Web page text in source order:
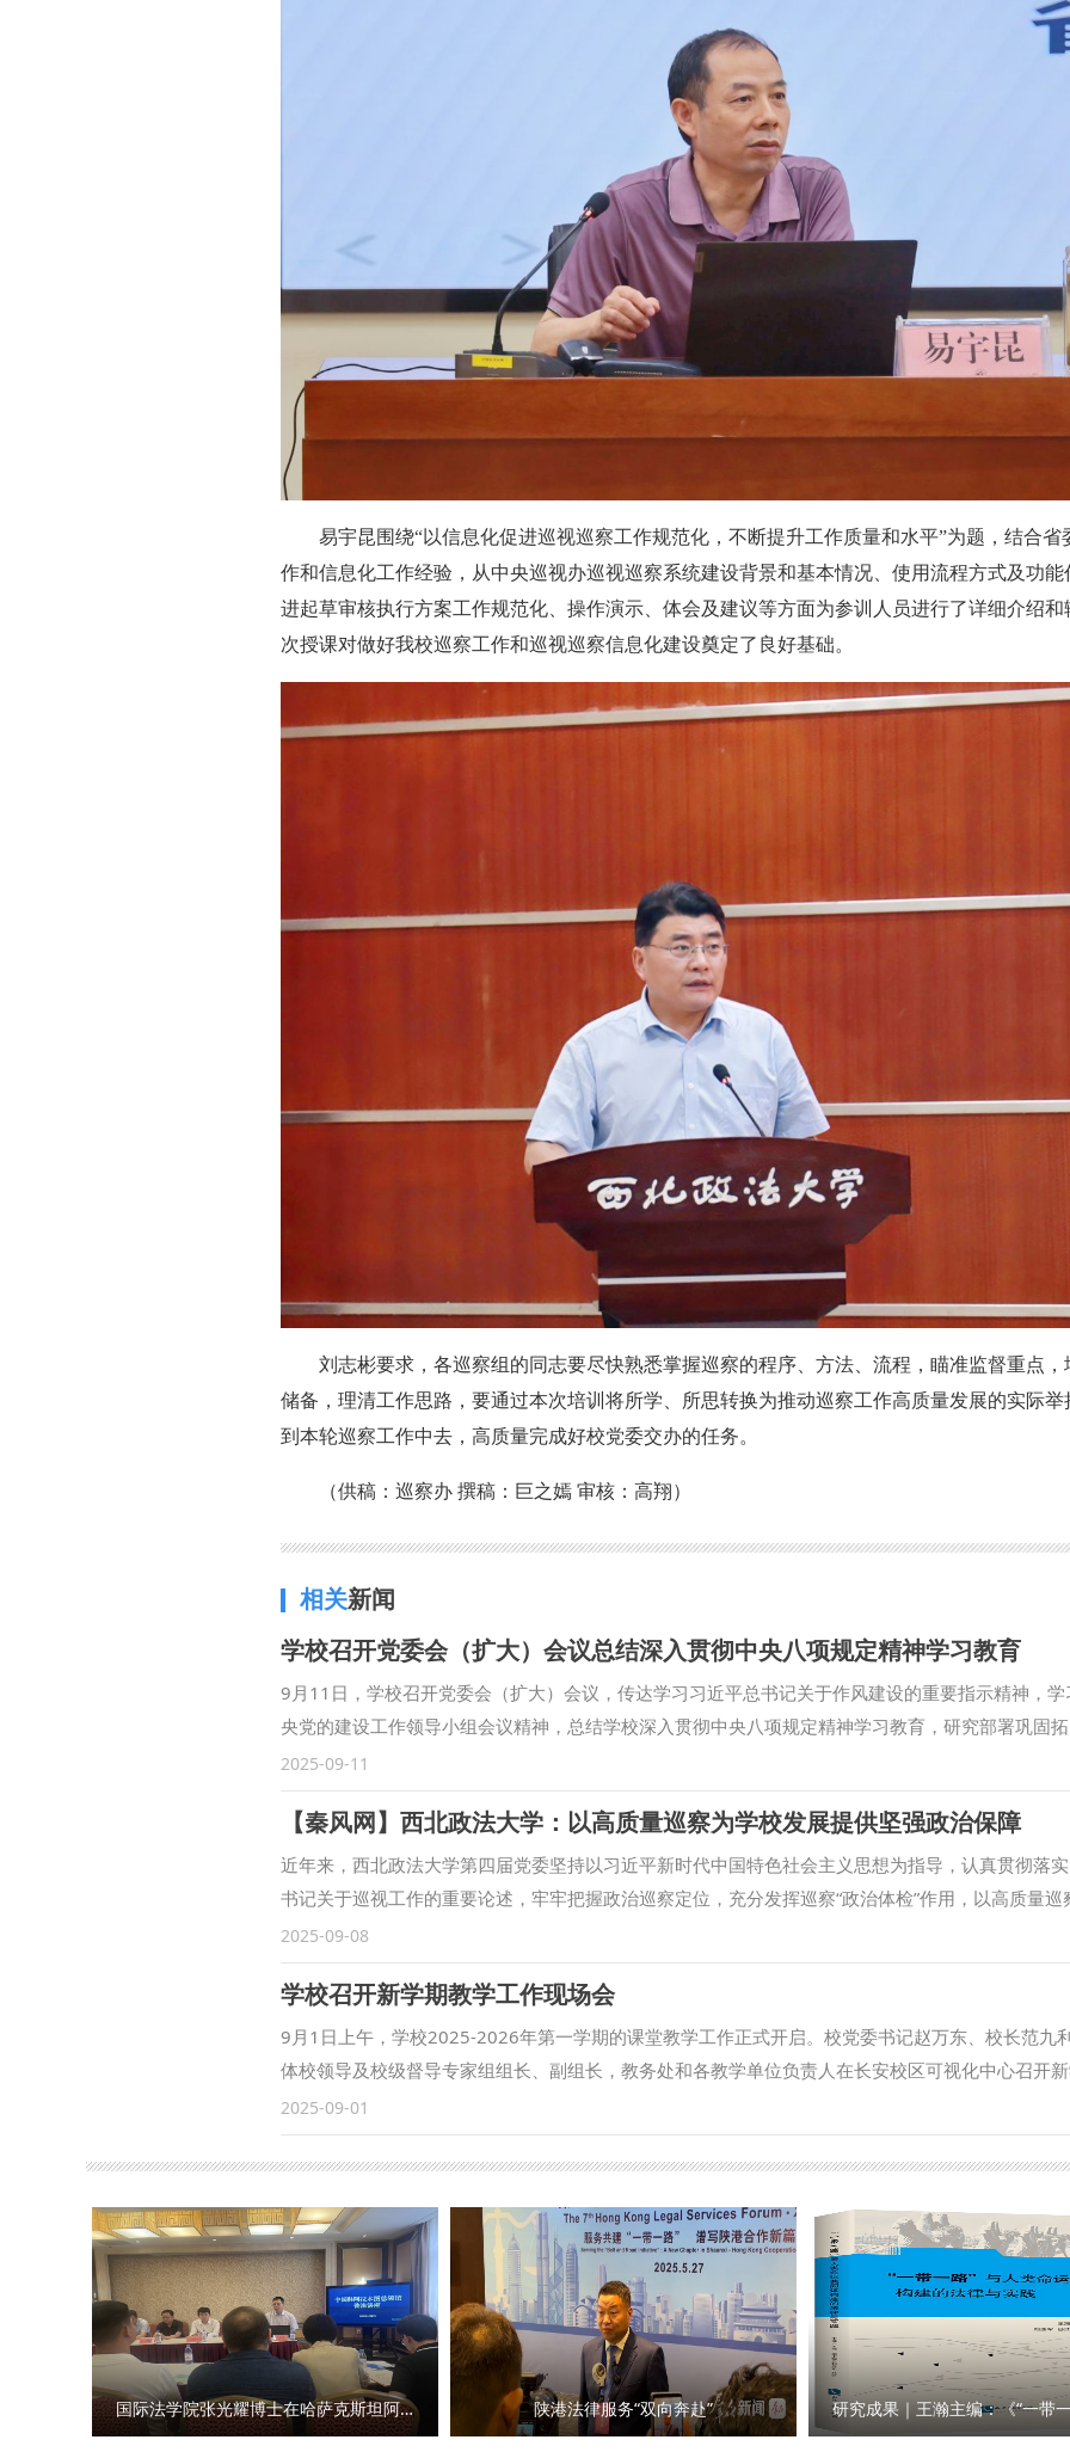
易宇昆围绕“以信息化促进巡视巡察工作规范化，不断提升工作质量和水平”为题，结合省
作和信息化工作经验，从中央巡视办巡视巡察系统建设背景和基本情况、使用流程方式及功能
进起草审核执行方案工作规范化、操作演示、体会及建议等方面为参训人员进行了详细介绍和
次授课对做好我校巡察工作和巡视巡察信息化建设奠定了良好基础。
刘志彬要求，各巡察组的同志要尽快熟悉掌握巡察的程序、方法、流程，瞄准监督重点，
储备，理清工作思路，要通过本次培训将所学、所思转换为推动巡察工作高质量发展的实际举
到本轮巡察工作中去，高质量完成好校党委交办的任务。
（供稿：巡察办 撰稿：巨之嫣 审核：高翔）
相关新闻
学校召开党委会（扩大）会议总结深入贯彻中央八项规定精神学习教育
9月11日，学校召开党委会（扩大）会议，传达学习习近平总书记关于作风建设的重要指示精神，学
央党的建设工作领导小组会议精神，总结学校深入贯彻中央八项规定精神学习教育，研究部署巩固
育成果、推进作风建设常态化长效化工作。校党委副书记郭武军作学校学习教育总结，校党委书记
会议并讲话。 会议指出，学习教育开展以来，学校各级党组织能够认真贯彻落实党中央决策部署和
要求，坚决扛牢政治责任，准确把握目标要求，科学谋划安排，务实精准推进，一体推进“学查改”，
导向，动真碰硬解决突出问题，将学习教育与学校各项工作统筹结合、一体推进，全校党员干部贯
八项规定精神的自觉性、坚定性进一步增强，遵规守纪、担当作为、实干争先的氛围进一步浓厚，
得显著成效，达到了预期目的。 会议强调，要持续深入学习贯彻习近平总书记关于作风建设的重要
而不舍落实中央八项规定精神，不断增强深化作风建设的政治自觉和思想自觉，用实际行动忠诚拥护
立”、坚决做到“两个维护”。要切实扛牢全面从严治党政治责任，强化严管严治，层层传导压力，推
规定精神层层落实、一贯到底。要健全完善作风建设常态化长效化制度机制，补齐制度漏洞，狠抓
切实将制度成果转化为推动学校发展的治理效能。要持续稳步推进机构改革、干部聘任等工作，加
员，党群职能部门负责人，各二级党组织书记参加会议。 （供稿：党委组织部 撰稿：樊丁 审核：
2025-09-11
【秦风网】西北政法大学：以高质量巡察为学校发展提供坚强政治保障
近年来，西北政法大学第四届党委坚持以习近平新时代中国特色社会主义思想为指导，认真贯彻落
书记关于巡视工作的重要论述，牢牢把握政治巡察定位，充分发挥巡察“政治体检”作用，以高质量巡
事业改革发展提供坚强政治保障。 截至今年9月，学校党委已对校内12个二级党组织（共19个）开
常规巡察。围绕学校中心工作，持续加强巡察工作“三化”建设，注重从建、管、用三个维度健全完善
机制，制定印发《巡察工作实施办法》《巡察工作规划（2023-2027）》《巡察整改落实工作的实
7项核心制度，将校内常规巡察细分为巡察准备、进驻、了解等7个阶段25个环节，建立14项工作配
26个工作模板，实现巡察全流程规范化、程序化、标准化，有效提升巡察监督针对性。 为确保巡察
有效，学校党委结合被巡察单位职能特点，按照政治巡察“四个落实”要求，制定74项巡察政治监督
察组深入师生一线，通过个别谈话、实地走访、查阅资料等方式，广泛收集意见建议，为被巡察党
准“把脉问诊”。同时，对标上级巡视巡察工作标准，在省属高校中率先使用巡察单机系统，建立巡察
面，每轮巡察均“高配”巡察组，巡察组组长由校党委副书记分别担任，副组长由校党委委员或纪委委
抽调校纪委机关、党委职能部门等单位政治理论水平高、综合能力强的处科级干部组成巡察队伍。
还将巡察工作作为培养年轻干部的重要平台，把新提拔干部、年轻优秀处科级干部纳入巡察队伍，
162人的巡察干部人才库，为巡察工作提供了坚实的人才保障。 巡察反馈是关键环节，学校党委认
巡察反馈工作方案，“一对一”向被巡察单位党组织主要负责人、领导班子和全体教职工反馈巡察意见
校二级党组织印发巡察反馈共性问题清单。同时，分别向校纪委机关、组织、宣传、人事等部门制
书，向被巡察党组织发送巡察整改工作提示函，确保反馈问题件件有回音、事事有着落。在整改落
2025-09-08
学校召开新学期教学工作现场会
9月1日上午，学校2025-2026年第一学期的课堂教学工作正式开启。校党委书记赵万东、校长范九
体校领导及校级督导专家组组长、副组长，教务处和各教学单位负责人在长安校区可视化中心召开
教学工作会议。本次教学工作会旨在切实提高教学质量，稳步推进新学期教学运行工作。会议由副
主持。 赵万东对新学期课堂教学总体情况予以充分肯定。他强调，课堂教学是人才培养的主阵地，
是学校发展的生命线。各职能部门和教学单位要坚持以习近平新时代中国特色社会主义思想为指导
教学工作，一看二比三思考，以学生为中心，认真研究人才培养的关键环节和形势挑战；要在教学
夫，强化本领，步步为营，充分利用传帮带、结对子、集体备课等手段，切实提高青年教师的教学
水平；要积极创新，持续改进，扎实推进学校教学工作再上新台阶。 范九利表示，各教学单位要在
中深入推进习近平法治思想“三进”工作，持之以恒，将开学首日良好的教风学风状态长期保持；齐抓
成合力，扎实做好教学管理工作的规范化，充分发挥基层教学组织、教研室作用，定期组织教学秩
学观摩活动；坚持以实践为导向，理论联系实际，深入开展“四课行动”，切实提高“课堂四率”，提升
量。 教务处处长李大勇汇报了新学期的课堂教学准备工作，各教学单位依次汇报了新学期的课堂教
况。参会人员从教学纪律、教学内容、教学方法、教学效果、课堂秩序等方面对课堂教学情况进行
2025-09-01
国际法学院张光耀博士在哈萨克斯坦阿拉木图开展科研与社会服务活动 陕港法律服务“双向奔赴”